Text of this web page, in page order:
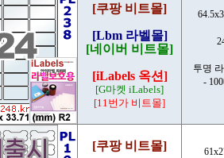
[쿠팡 비트몰]
[Lbm 라벨몰]
[네이버 비트몰]
[iLabels 옥션]
[G마켓 iLabels]
[11번가 비트몰]
투명
-
[쿠팡 비트몰]